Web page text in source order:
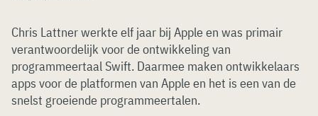
Chris Lattner werkte elf jaar bij Apple en was primair
verantwoordelijk voor de ontwikkeling van
programmeertaal Swift. Daarmee maken ontwikkelaars
apps voor de platformen van Apple en het is een van de
snelst groeiende programmeertalen.